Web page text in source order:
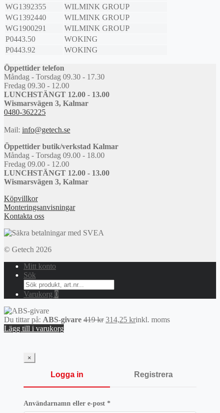
WG1392355
WILMINK GROUP
WG1392440
WILMINK GROUP
WG1900291
WILMINK GROUP
P0443.50
WOKING
P0443.92
WOKING
Öppettider telefon
Måndag - Torsdag 09.30 - 17.30
Fredag 09.30 - 12.00
LUNCHSTÄNGT 12.00 - 13.00
Wismarsvägen 3, Kalmar
0480-362225
Mail: info@getech.se
Öppettider butik/verkstad Kalmar
Måndag - Torsdag 09.00 - 18.00
Fredag 09.00 - 12.00
LUNCHSTÄNGT 12.00 - 13.00
Wismarsvägen 3, Kalmar
Köpvillkor
Monteringsanvisningar
Kontakta oss
© Getech 2026
Mitt konto
Sök
Search
for:
Varukorg 0
Du tittar på: ABS-givare 419kr Det
314,25 krDet
inkl. moms
Lägg till i varukorg
×
Logga in Registrera
Användarnamn eller e-post *Obligatoriskt